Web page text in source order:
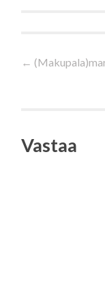
←
Vastaa